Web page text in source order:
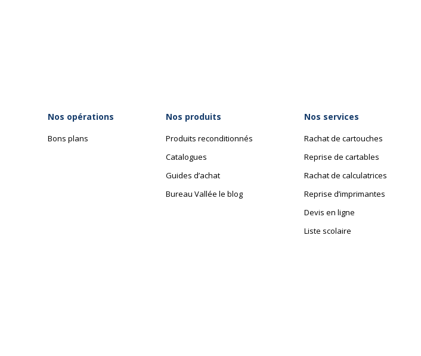
Nos opérations
Bons plans
Nos produits
Produits reconditionnés
Catalogues
Guides d’achat
Bureau Vallée le blog
Nos services
Rachat de cartouches
Reprise de cartables
Rachat de calculatrices
Reprise d’imprimantes
Devis en ligne
Liste scolaire